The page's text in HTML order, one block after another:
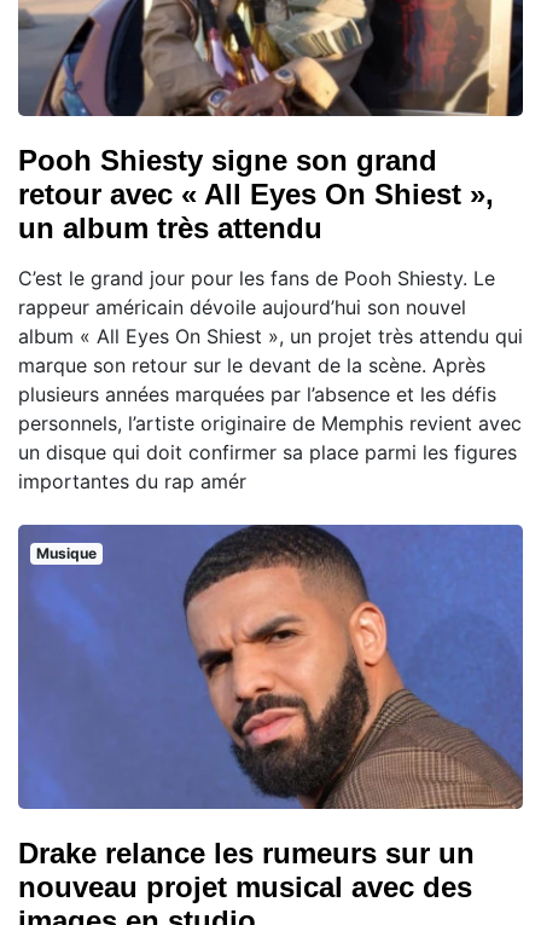
Pooh Shiesty signe son grand
retour avec « All Eyes On Shiest »,
un album très attendu
C’est le grand jour pour les fans de Pooh Shiesty. Le
rappeur américain dévoile aujourd’hui son nouvel
album « All Eyes On Shiest », un projet très attendu qui
marque son retour sur le devant de la scène. Après
plusieurs années marquées par l’absence et les défis
personnels, l’artiste originaire de Memphis revient avec
un disque qui doit confirmer sa place parmi les figures
importantes du rap amér
Musique
Drake relance les rumeurs sur un
nouveau projet musical avec des